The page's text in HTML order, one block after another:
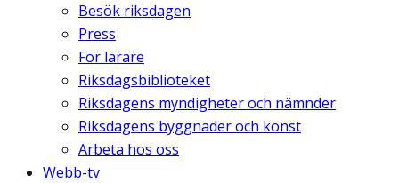
Besök riksdagen
Press
För lärare
Riksdagsbiblioteket
Riksdagens myndigheter och nämnder
Riksdagens byggnader och konst
Arbeta hos oss
Webb-tv